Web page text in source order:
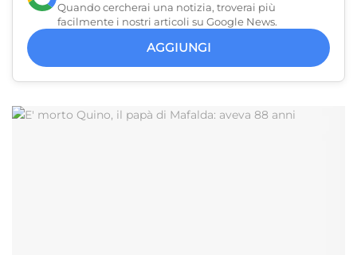
Quando cercherai una notizia, troverai più
facilmente i nostri articoli su Google News.
AGGIUNGI